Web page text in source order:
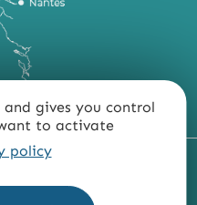
and gives you control
to activate
policy
PLAN DU SITE
PRESSE